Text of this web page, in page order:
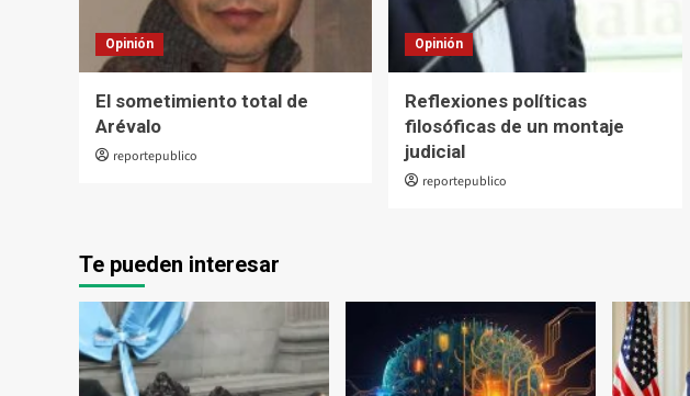
Opinión
El sometimiento total de
Arévalo
reportepublico
Opinión
Reflexiones políticas
filosóficas de un montaje
judicial
reportepublico
Te pueden interesar